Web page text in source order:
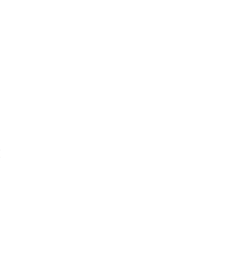
a Bohumila
dívce neposkytuje
minulost… V roli